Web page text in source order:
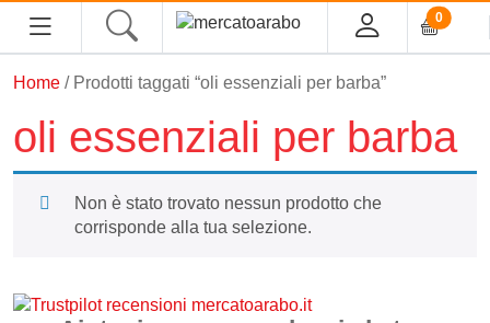
0
Home
Alimentari
Tè, Infusi e Caffè
Home / Prodotti taggati “oli essenziali per barba”
oli essenziali per barba
Non è stato trovato nessun prodotto che
corrisponde alla tua selezione.